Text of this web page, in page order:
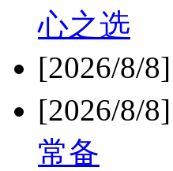
心之选
[2026/8/8]
[2026/8/8]
常备